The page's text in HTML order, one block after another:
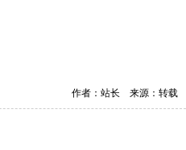
作者：站长 来源：转载